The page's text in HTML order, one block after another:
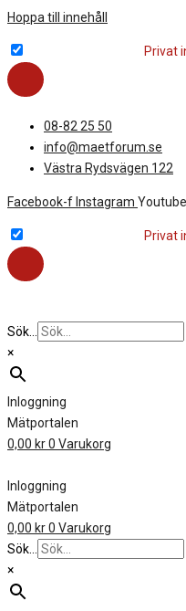
Hoppa till innehåll
Privat
08-82 25 50
info@maetforum.se
Västra Rydsvägen 122
Facebook-f Instagram Youtube
Privat
Sök...
×
Inloggning
Mätportalen
0,00 kr0 Varukorg
Inloggning
Mätportalen
0,00 kr0 Varukorg
Sök...
×